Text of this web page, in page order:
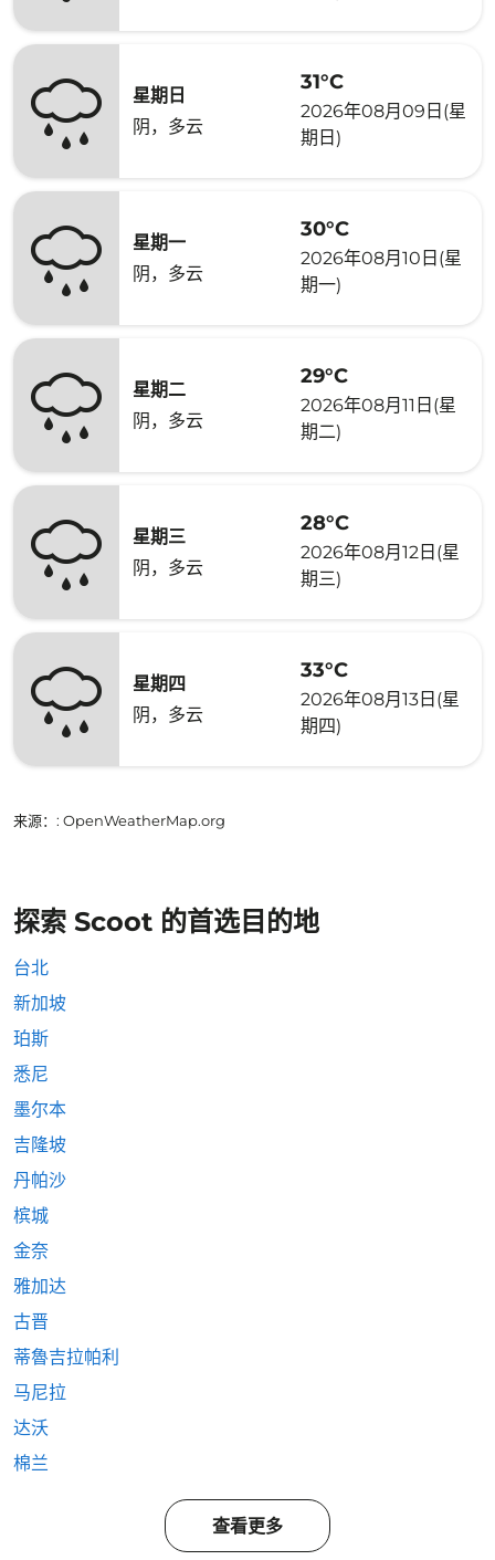
星期日
阴，多云
31°C
2026年08月09日(星
期日)
星期一
阴，多云
30°C
2026年08月10日(星
期一)
星期二
阴，多云
29°C
2026年08月11日(星
期二)
星期三
阴，多云
28°C
2026年08月12日(星
期三)
星期四
阴，多云
33°C
2026年08月13日(星
期四)
来源： : OpenWeatherMap.org
探索 Scoot 的首选目的地
台北
新加坡
珀斯
悉尼
墨尔本
吉隆坡
丹帕沙
槟城
金奈
雅加达
古晋
蒂魯吉拉帕利
马尼拉
达沃
棉兰
查看更多